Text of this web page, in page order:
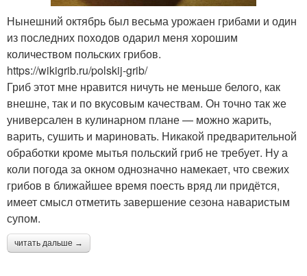
Нынешний октябрь был весьма урожаен грибами и один
из последних походов одарил меня хорошим
количеством польских грибов.
https://wikigrib.ru/polskij-grib/
Гриб этот мне нравится ничуть не меньше белого, как
внешне, так и по вкусовым качествам. Он точно так же
универсален в кулинарном плане — можно жарить,
варить, сушить и мариновать. Никакой предварительной
обработки кроме мытья польский гриб не требует. Ну а
коли погода за окном однозначно намекает, что свежих
грибов в ближайшее время поесть вряд ли придётся,
имеет смысл отметить завершение сезона наваристым
супом.
читать дальше →